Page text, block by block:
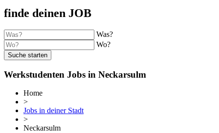
finde deinen JOB
Was?
Wo?
Suche starten
Werkstudenten Jobs in Neckarsulm
Home
>
Jobs in deiner Stadt
>
Neckarsulm